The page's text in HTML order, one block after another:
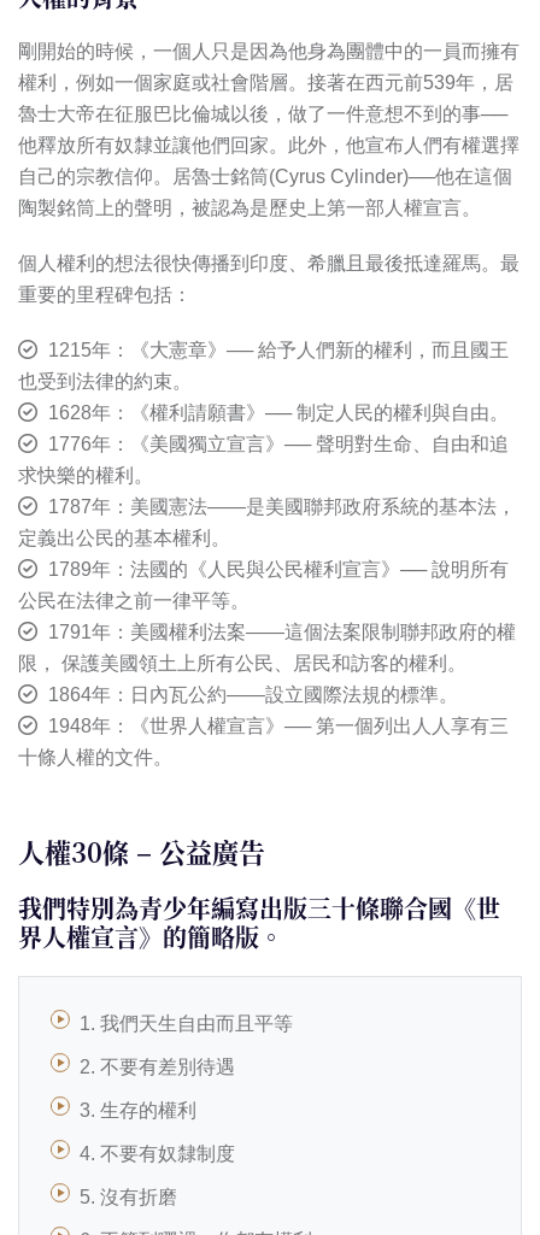
剛開始的時候，一個人只是因為他身為團體中的一員而擁有
權利，例如一個家庭或社會階層。接著在西元前539年，居
魯士大帝在征服巴比倫城以後，做了一件意想不到的事──
他釋放所有奴隸並讓他們回家。此外，他宣布人們有權選擇
自己的宗教信仰。居魯士銘筒(Cyrus Cylinder)──他在這個
陶製銘筒上的聲明，被認為是歷史上第一部人權宣言。
個人權利的想法很快傳播到印度、希臘且最後抵達羅馬。最
重要的里程碑包括：
1215年：《大憲章》── 給予人們新的權利，而且國王
也受到法律的約束。
1628年：《權利請願書》── 制定人民的權利與自由。
1776年：《美國獨立宣言》── 聲明對生命、自由和追
求快樂的權利。
1787年：美國憲法——是美國聯邦政府系統的基本法，
定義出公民的基本權利。
1789年：法國的《人民與公民權利宣言》── 說明所有
公民在法律之前一律平等。
1791年：美國權利法案——這個法案限制聯邦政府的權
限， 保護美國領土上所有公民、居民和訪客的權利。
1864年：日內瓦公約——設立國際法規的標準。
1948年：《世界人權宣言》── 第一個列出人人享有三
十條人權的文件。
人權30條 – 公益廣告
我們特別為青少年編寫出版三十條聯合國《世
界人權宣言》的簡略版。
1. 我們天生自由而且平等
2. 不要有差別待遇
3. 生存的權利
4. 不要有奴隸制度
5. 沒有折磨